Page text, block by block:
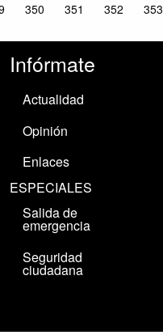
350 351 352 353
Infórmate
Actualidad
Opinión
Enlaces
ESPECIALES
Salida de
emergencia
Seguridad
ciudadana